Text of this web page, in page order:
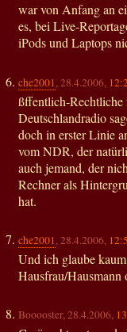
war von Anfang an
es, bei Live-
iPods und Laptops
che2001, 28.4.2006,
ßffentlich-
Deutschlandradio
doch in erster Linie
vom NDR, der
auch jemand, der
Rechner als
hat.
che2001, 28.4.2006,
Und ich glaube
Hausfrau/Hausmann
Booooster, 28.4.2006,